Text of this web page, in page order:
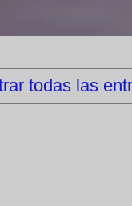
todas las